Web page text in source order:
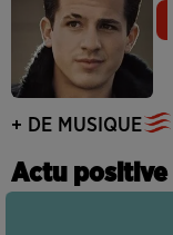
+ DE MUSIQUE
Actu positive